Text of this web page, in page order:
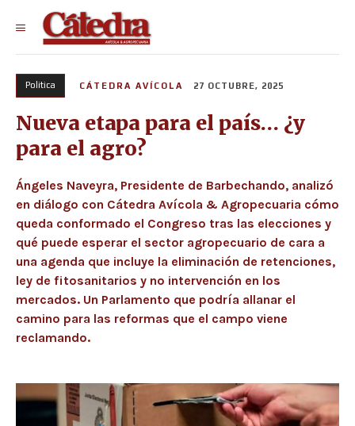
Politica CÁTEDRA AVÍCOLA 27 OCTUBRE, 2025
Nueva etapa para el país… ¿y
para el agro?
Ángeles Naveyra, Presidente de Barbechando, analizó
en diálogo con Cátedra Avícola & Agropecuaria cómo
queda conformado el Congreso tras las elecciones y
qué puede esperar el sector agropecuario de cara a
una agenda que incluye la eliminación de retenciones,
ley de fitosanitarios y no intervención en los
mercados. Un Parlamento que podría allanar el
camino para las reformas que el campo viene
reclamando.